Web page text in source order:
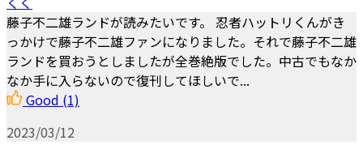
藤子不二雄ランドが読みたいです。 忍者ハットリくんがき
っかけで藤子不二雄ファンになりました。それで藤子不二雄
ランドを買おうとしましたが全巻絶版でした。中古でもなか
なか手に入らないので復刊してほしいで...
Good (1)
2023/03/12